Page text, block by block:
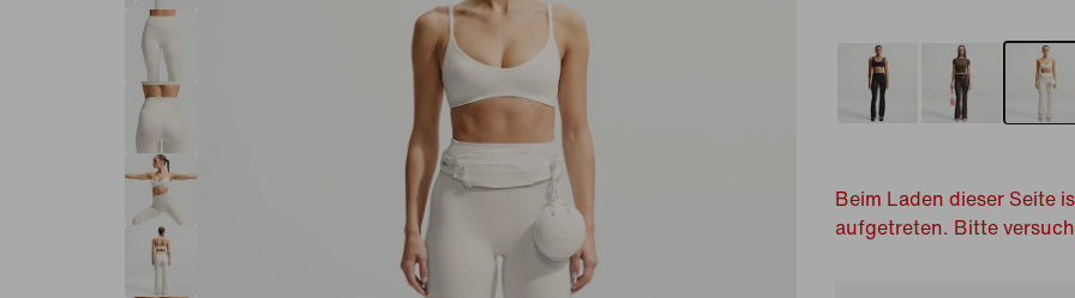
Beim Laden dieser Seite
aufgetreten. Bitte